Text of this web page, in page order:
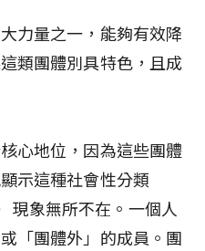
力量之一，能夠有效降
類團體別具特色，且成
心地位，因為這些團體
示這種社會性分類
現象無所不在。一個人
「團體外」的成員。團